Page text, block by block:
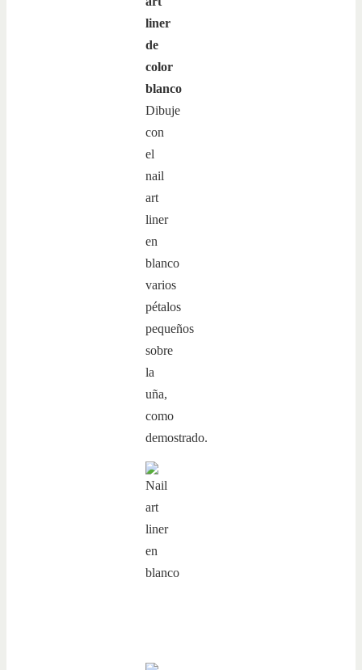
liner
de
color
blanco
Dibuje
con
el
nail
art
liner
en
blanco
varios
pétalos
pequeños
sobre
la
uña,
como
demostrado.